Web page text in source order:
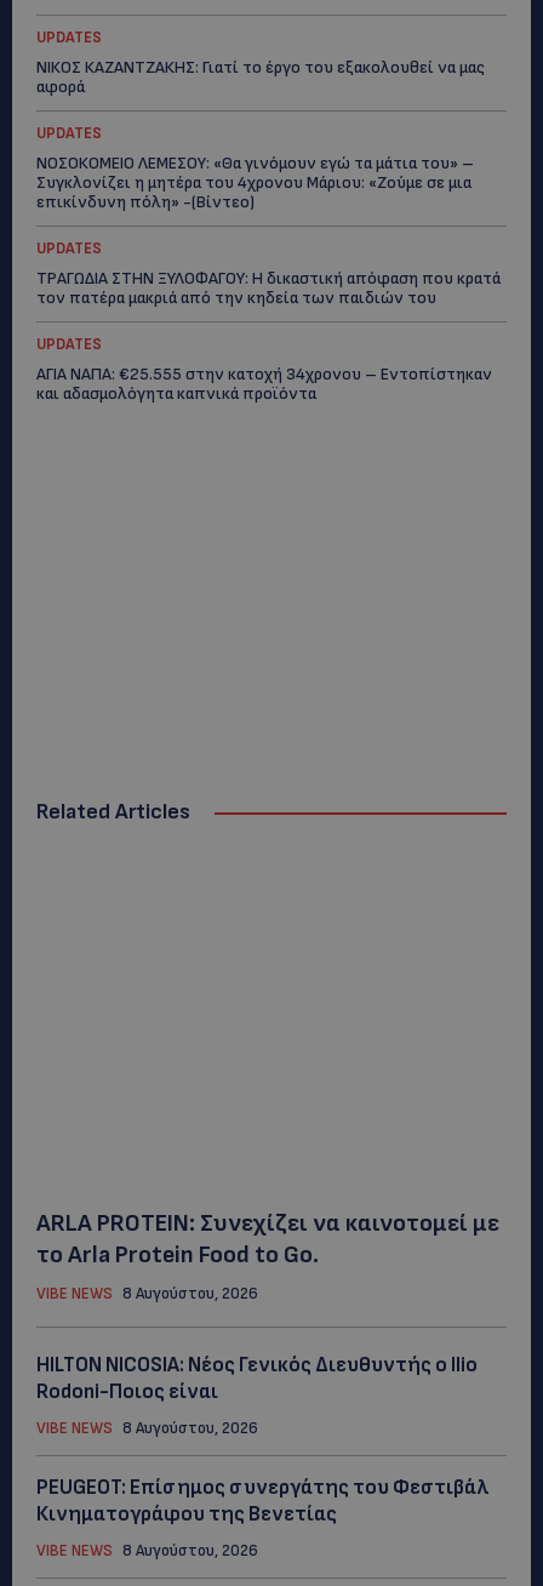
UPDATES
ΝΙΚΟΣ ΚΑΖΑΝΤΖΑΚΗΣ: Γιατί το έργο του εξακολουθεί να μας
αφορά
UPDATES
ΝΟΣΟΚΟΜΕΙΟ ΛΕΜΕΣΟΥ: «Θα γινόμουν εγώ τα μάτια του» –
Συγκλονίζει η μητέρα του 4χρονου Μάριου: «Ζούμε σε μια
επικίνδυνη πόλη» -(Βίντεο)
UPDATES
ΤΡΑΓΩΔΙΑ ΣΤΗΝ ΞΥΛΟΦΑΓΟΥ: Η δικαστική απόφαση που κρατά
τον πατέρα μακριά από την κηδεία των παιδιών του
UPDATES
ΑΓΙΑ ΝΑΠΑ: €25.555 στην κατοχή 34χρονου – Εντοπίστηκαν
και αδασμολόγητα καπνικά προϊόντα
Related Articles
ARLA PROTEIN: Συνεχίζει να καινοτομεί με
το Arla Protein Food to Go.
VIBE NEWS 8 Αυγούστου, 2026
HILTON NICOSIA: Νέος Γενικός Διευθυντής ο Ilio
Rodoni-Ποιος είναι
VIBE NEWS 8 Αυγούστου, 2026
PEUGEOT: Eπίσημος συνεργάτης του Φεστιβάλ
Κινηματογράφου της Βενετίας
VIBE NEWS 8 Αυγούστου, 2026